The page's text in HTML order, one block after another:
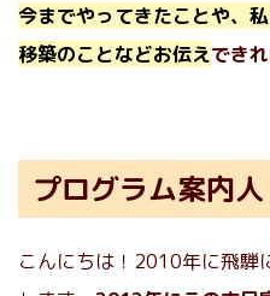
今までやってきたことや、
移築のことなどお伝えでき
プログラム案内
こんにちは！2010年に飛騨